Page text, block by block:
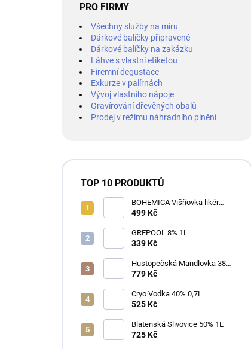
PRO FIRMY
Všechny služby na míru
Dárkové balíčky připravené
Dárkové balíčky na zakázku
Láhve s vlastní etiketou
Firemní degustace
Exkurze v palírnách
Vývoj vlastního nápoje
Gravírování dřevěných obalů
Prodej v režimu náhradního plnění
TOP 10 PRODUKTŮ
BOHEMICA Višňovka likér
25% 0,7L
499 Kč
GREPOOL 8% 1L
339 Kč
Hustopečská Mandlovka 38%
1L
779 Kč
Cryo Vodka 40% 0,7L
525 Kč
Blatenská Slivovice 50% 1L
725 Kč